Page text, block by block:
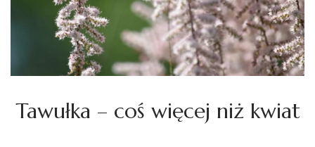
Tawułka – coś więcej niż kwiat